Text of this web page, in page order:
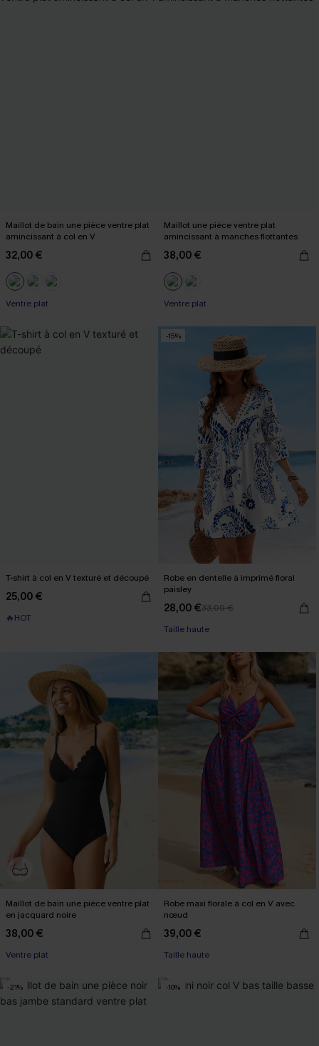
Maillot de bain une pièce ventre plat
amincissant à col en V
32,00 €
Ventre plat
Maillot une pièce ventre plat
amincissant à manches flottantes
38,00 €
Ventre plat
T-shirt à col en V texturé et découpé
25,00 €
🔥HOT
-15%
Robe en dentelle à imprimé floral
paisley
28,00 €33,00 €
Taille haute
Maillot de bain une pièce ventre plat
en jacquard noire
38,00 €
Ventre plat
Robe maxi florale à col en V avec
nœud
39,00 €
Taille haute
-21% -10%